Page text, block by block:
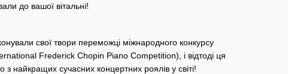
до вашої вітальні!
свої твори переможці міжнародного конкурсу
Frederick Chopin Piano Competition), і відтоді ця
найкращих сучасних концертних роялів у світі!